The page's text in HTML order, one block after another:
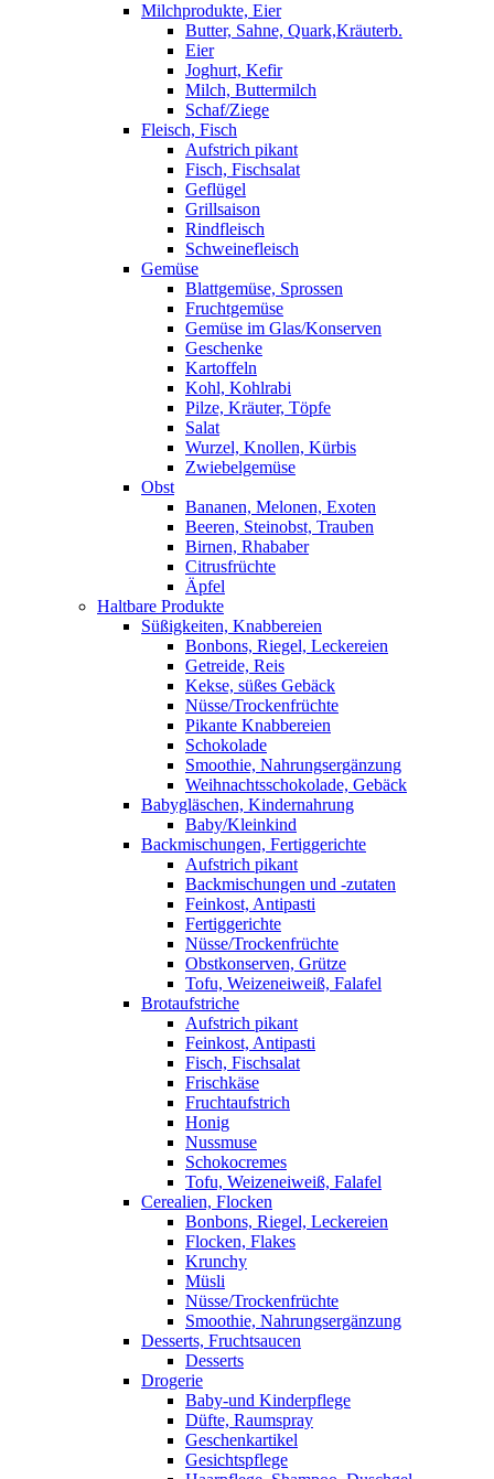
Milchprodukte, Eier
Butter, Sahne, Quark,Kräuterb.
Eier
Joghurt, Kefir
Milch, Buttermilch
Schaf/Ziege
Fleisch, Fisch
Aufstrich pikant
Fisch, Fischsalat
Geflügel
Grillsaison
Rindfleisch
Schweinefleisch
Gemüse
Blattgemüse, Sprossen
Fruchtgemüse
Gemüse im Glas/Konserven
Geschenke
Kartoffeln
Kohl, Kohlrabi
Pilze, Kräuter, Töpfe
Salat
Wurzel, Knollen, Kürbis
Zwiebelgemüse
Obst
Bananen, Melonen, Exoten
Beeren, Steinobst, Trauben
Birnen, Rhababer
Citrusfrüchte
Äpfel
Haltbare Produkte
Süßigkeiten, Knabbereien
Bonbons, Riegel, Leckereien
Getreide, Reis
Kekse, süßes Gebäck
Nüsse/Trockenfrüchte
Pikante Knabbereien
Schokolade
Smoothie, Nahrungsergänzung
Weihnachtsschokolade, Gebäck
Babygläschen, Kindernahrung
Baby/Kleinkind
Backmischungen, Fertiggerichte
Aufstrich pikant
Backmischungen und -zutaten
Feinkost, Antipasti
Fertiggerichte
Nüsse/Trockenfrüchte
Obstkonserven, Grütze
Tofu, Weizeneiweiß, Falafel
Brotaufstriche
Aufstrich pikant
Feinkost, Antipasti
Fisch, Fischsalat
Frischkäse
Fruchtaufstrich
Honig
Nussmuse
Schokocremes
Tofu, Weizeneiweiß, Falafel
Cerealien, Flocken
Bonbons, Riegel, Leckereien
Flocken, Flakes
Krunchy
Müsli
Nüsse/Trockenfrüchte
Smoothie, Nahrungsergänzung
Desserts, Fruchtsaucen
Desserts
Drogerie
Baby-und Kinderpflege
Düfte, Raumspray
Geschenkartikel
Gesichtspflege